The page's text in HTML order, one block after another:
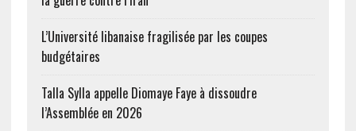
L’Université libanaise fragilisée par les coupes
budgétaires
Talla Sylla appelle Diomaye Faye à dissoudre
l’Assemblée en 2026